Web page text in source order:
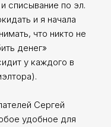
списывание по эл.
и я начала
что никто не
денег»
у каждого в
Сергей
удобное для